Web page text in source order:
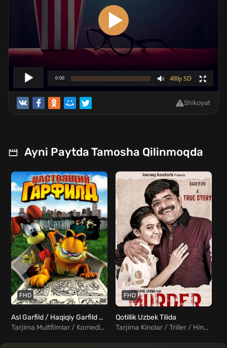
Shikoyat
Ayni Paytda Tamosha Qilinmoqda
FHD
Asl Garfild / Haqiqiy Garfild Uzbek Tilida
Tarjima Multfilmlar / Komediya / Sarguzasht / Oilaviy / Fentezi / Xorij Multfilmlar Uzbek Tilida
FHD
Qotillik Uzbek Tilida
Tarjima Kinolar / Triller / Hind Kinolar Uzbek Tilida